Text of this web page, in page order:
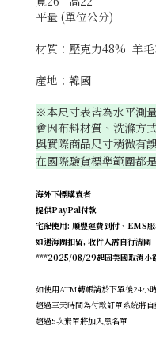
平量 (單位公分)
材質：壓克力48% 羊
產地：韓國
※本尺寸表皆為水平測量
會因布料材質、洗滌方
與實際商品尺寸稍微有
在國際驗貨標準範圍都
海外下標購賣者
提供PayPal付款
宅配使用: 順豐運費到付、EMS服
如遇海關扣留, 收件人需自行清關
***2025/08/29起因美國取消小
如使用ATM轉帳請於下單後24小
超過三天時間為付款訂單系統將自
超過5次棄單將加入黑名單